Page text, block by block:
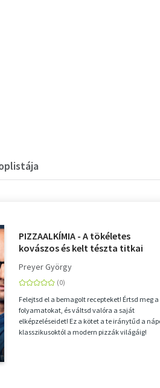
PIZZAALKÍMIA - A tökéletes
kovászos és kelt tészta titkai
Preyer György
Felejtsd el a bemagolt recepteket! Értsd meg a
folyamatokat, és váltsd valóra a saját
elképzeléseidet! Ez a kötet a te iránytűd a
klasszikusoktól a modern pizzák világáig!